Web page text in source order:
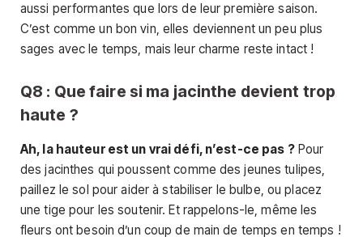
aussi performantes que lors de leur première saison.
C’est comme un bon vin, elles deviennent un peu plus
sages avec le temps, mais leur charme reste intact !
Q8 : Que faire si ma jacinthe devient trop
haute ?
Ah, la hauteur est un vrai défi, n’est-ce pas ?Pour
des jacinthes qui poussent comme des jeunes tulipes,
paillez le sol pour aider à stabiliser le bulbe, ou placez
une tige pour les soutenir. Et rappelons-le, même les
fleurs ont besoin d’un coup de main de temps en temps !